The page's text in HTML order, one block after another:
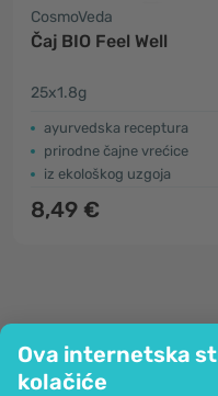
Ova internetska
kolačiće
CosmoVeda
Čaj BIO Feel Well
25x1.8g
ayurvedska receptura
prirodne čajne vrećice
iz ekološkog uzgoja
8,49 €